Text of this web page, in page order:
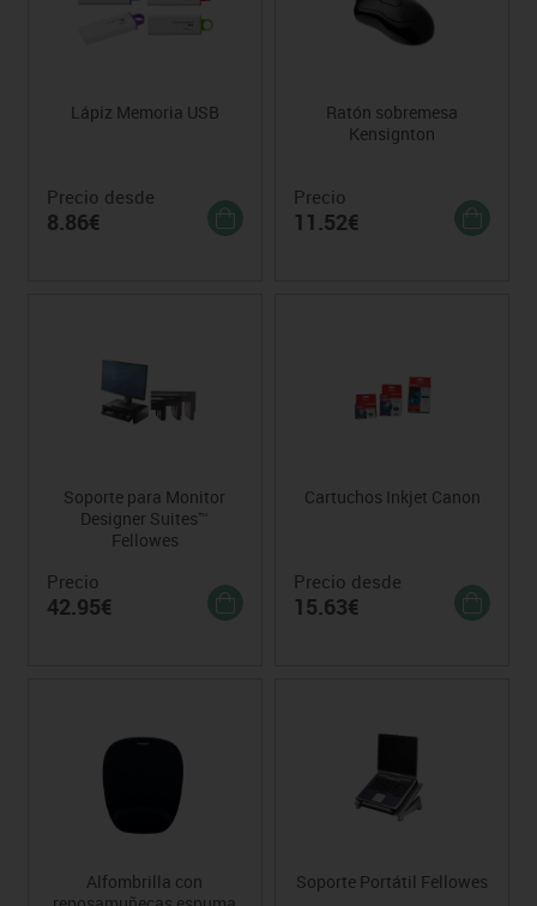
Lápiz Memoria USB
Precio desde
8.86€
Ratón sobremesa
Kensignton
Precio
11.52€
Soporte para Monitor
Designer Suites™
Fellowes
Precio
42.95€
Cartuchos Inkjet Canon
Precio desde
15.63€
Alfombrilla con
Soporte Portátil Fellowes